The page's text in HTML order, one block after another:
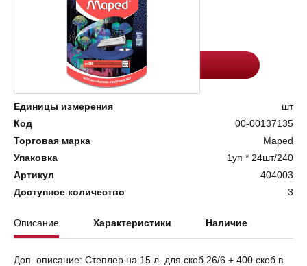
486.4
Добавить в корзину
Единицы измерения
шт
Код
00-00137135
Торговая марка
Maped
Упаковка
1уп * 24шт/240
Артикул
404003
Доступное количество
3
Описание Характеристики Наличие
Доп. описание: Степлер на 15 л. для скоб 26/6 + 400 скоб в